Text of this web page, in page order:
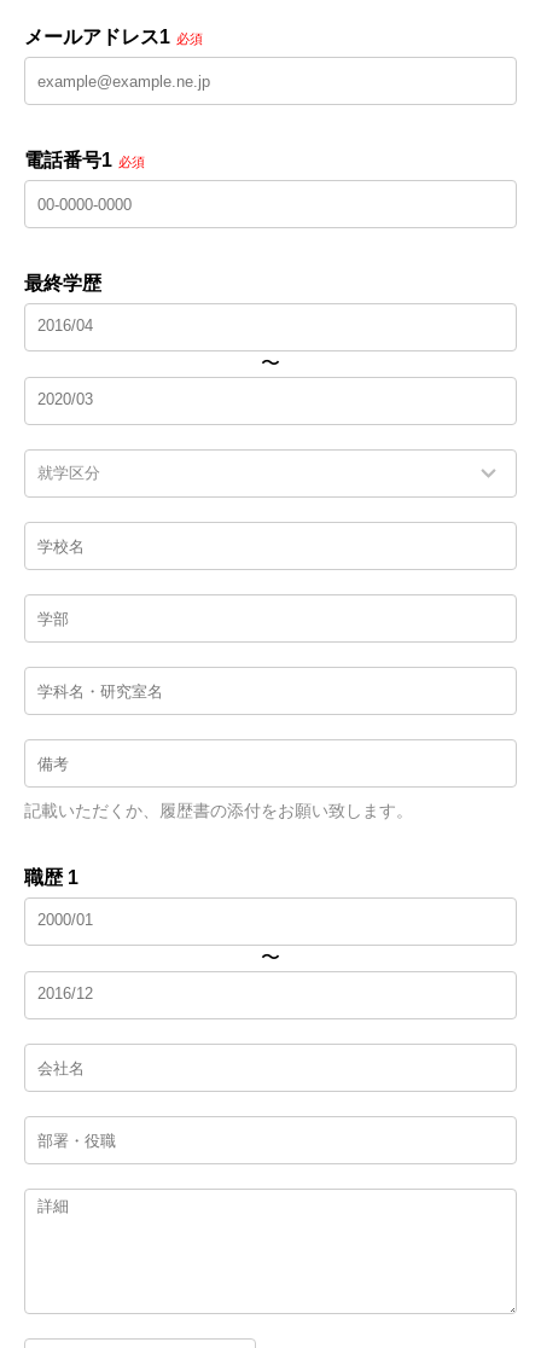
メールアドレス1 必須
電話番号1 必須
最終学歴
〜
記載いただくか、履歴書の添付をお願い致します。
職歴 1
〜